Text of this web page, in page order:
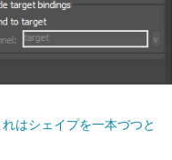
はシェイプを一本づつと